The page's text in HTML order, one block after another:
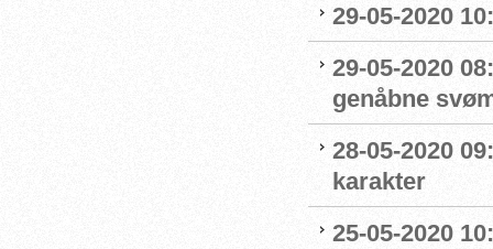
29-05-2020
29-05-2020
genåbne
28-05-2020
karakter
25-05-2020